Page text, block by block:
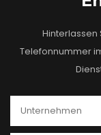
Telefonnummer
Unternehmen